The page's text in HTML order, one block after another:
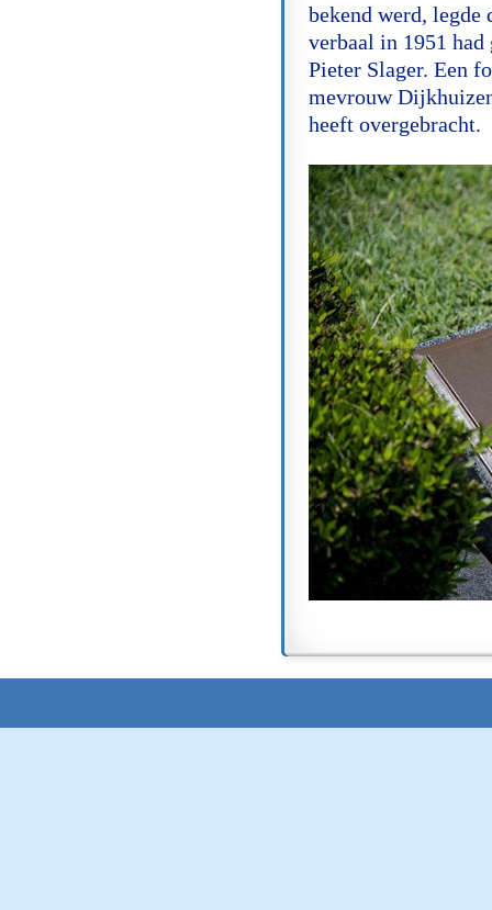
bekend werd, legde
verbaal in 1951
Pieter Slager. Een
mevrouw
heeft overgebracht.